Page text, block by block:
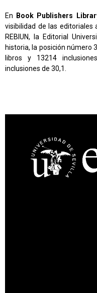
En Book Publishers
visibilidad de las editoriales
REBIUN, la Editorial
historia, la posición número
libros y 13214
inclusiones de 30,1.